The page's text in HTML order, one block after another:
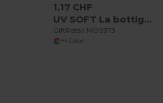
1,17 CHF
UV SOFT La bottiglia di vetro UTAH GLASS 500 ml
GiftRetail MO9373
+4 Colori